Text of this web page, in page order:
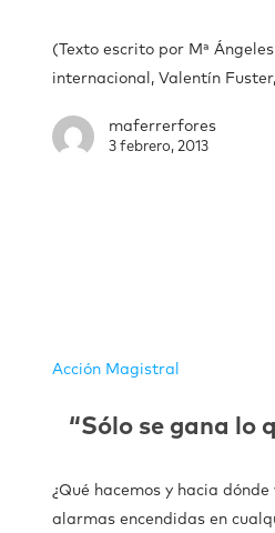
(Texto escrito por Mª
internacional, Valentín
maferrerfores
3 febrero, 2013
Acción Magistral
“Sólo se gana lo
¿Qué hacemos y hacia
alarmas encendidas en